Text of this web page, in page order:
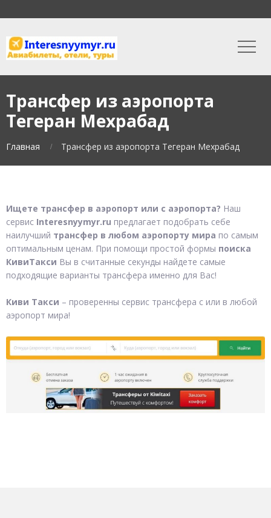
Трансфер из аэропорта
Тегеран Мехрабад
Главная Трансфер из аэропорта Тегеран Мехрабад
Ищете трансфер в аэропорт или с аэропорта? Наш
сервис Interesnyymyr.ru предлагает подобрать себе
наилучший трансфер в любом аэропорту мира по самым
оптимальным ценам. При помощи простой формы поиска
КивиТакси Вы в считанные секунды найдете самые
подходящие варианты трансфера именно для Вас!
Киви Такси – проверенны сервис трансфера с или в любой
аэропорт мира!